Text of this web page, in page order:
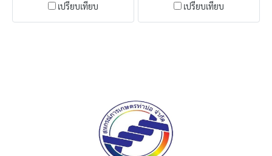
เปรียบเทียบ เปรียบเทียบ